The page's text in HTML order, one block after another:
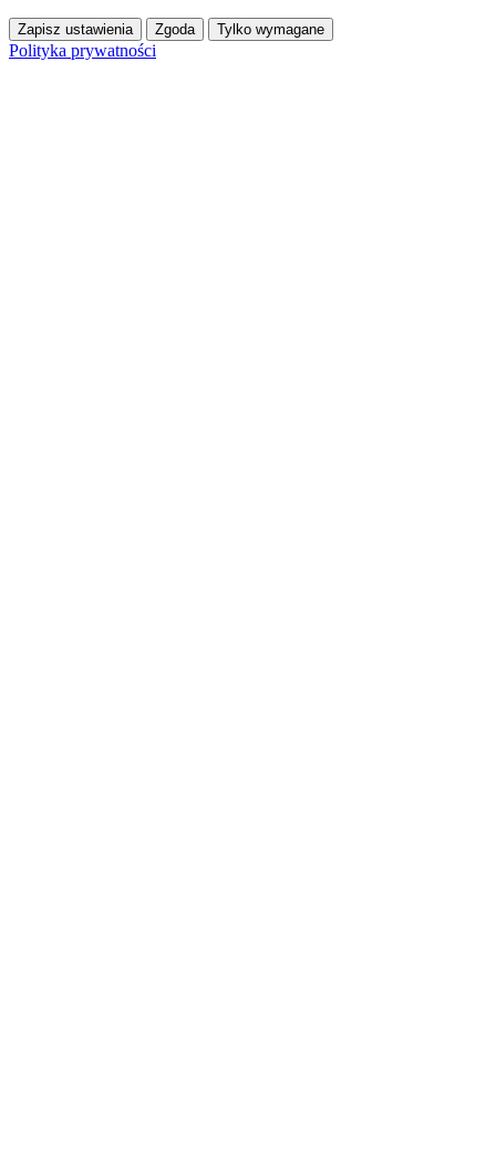
Zapisz ustawienia Zgoda Tylko wymagane
Polityka prywatności